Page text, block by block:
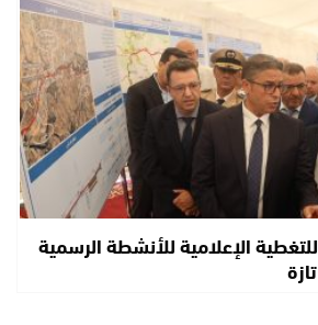
الإعلامية للأنشطة الرسمية